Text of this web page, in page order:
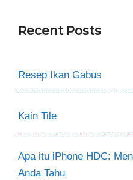
Recent Posts
Resep Ikan Gabus
Kain Tile
Apa itu iPhone HDC:
Anda Tahu